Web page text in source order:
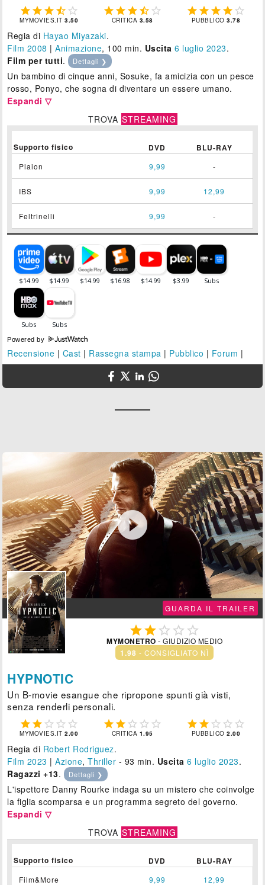
    
MYMOVIES.IT3.50
    
CRITICA 3.58
    
PUBBLICO3.78
Regia di Hayao Miyazaki.
Film 2008 |Animazione, 100 min. Uscita 6 luglio 2023.
Film per tutti. Dettagli ❯
Un bambino di cinque anni, Sosuke, fa amicizia con un pesce
rosso, Ponyo, che sogna di diventare un essere umano.
Espandi ▽
TROVA STREAMING
Supporto fisico DVD BLU-RAY
Plaion 9,99 -
IBS 9,99 12,99
Feltrinelli 9,99 -
Powered by
Recensione | Cast | Rassegna stampa | Pubblico | Forum |

GUARDA IL TRAILER
   
MYMONETRO - GIUDIZIO MEDIO
1.98 - CONSIGLIATO NÌ
HYPNOTIC
Un B-movie esangue che ripropone spunti già visti,
senza renderli personali.
    
MYMOVIES.IT2.00
    
CRITICA 1.95
    
PUBBLICO2.00
Regia di Robert Rodriguez.
Film 2023 |Azione,Thriller - 93 min. Uscita 6 luglio 2023.
Ragazzi +13. Dettagli ❯
L'ispettore Danny Rourke indaga su un mistero che coinvolge
la figlia scomparsa e un programma segreto del governo.
Espandi ▽
TROVA STREAMING
Supporto fisico DVD BLU-RAY
Film&More 9,99 12,99